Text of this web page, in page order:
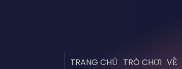
TRANG CHỦ TRÒ CHƠI VỀ